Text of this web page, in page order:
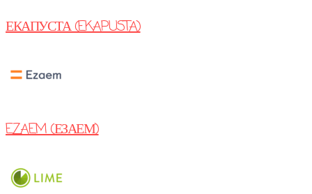
ЕКАПУСТА (EKAPUSTA)
EZAEM (ЕЗАЕМ)